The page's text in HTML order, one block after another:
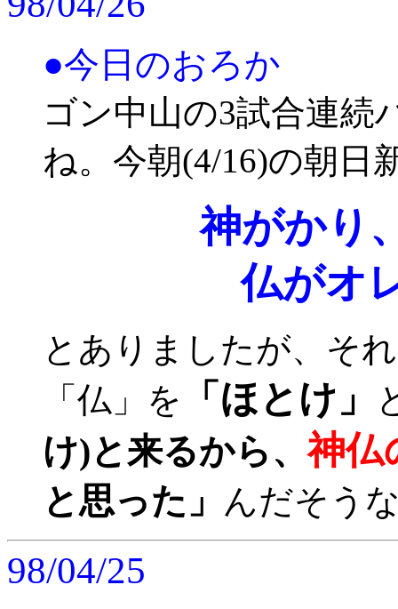
●今日のおろか
ゴン中山の3試合連続
ね。今朝(4/16)の朝日
神がかり
仏がオ
とありましたが、そ
「仏」を
「ほとけ」
け)と来るから、神仏
と思った」 んだそう
98/04/25